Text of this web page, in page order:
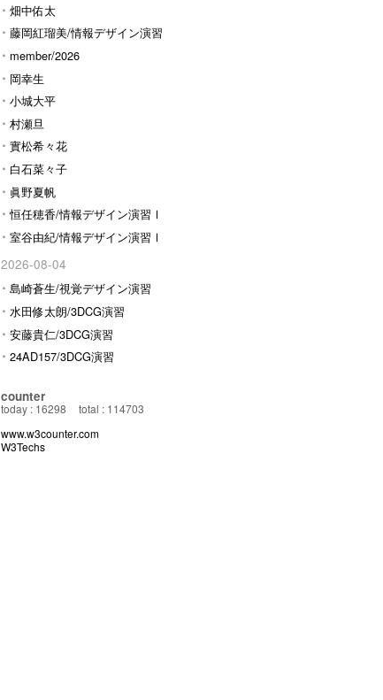
畑中佑太
藤岡紅瑠美/情報デザイン演習
Ⅰ member/2026
岡幸生
小城大平
村瀬旦
實松希々花
白石菜々子
眞野夏帆
恒任穂香/情報デザイン演習Ⅰ
室谷由紀/情報デザイン演習Ⅰ
2026-08-04
島崎蒼生/視覚デザイン演習
水田修太朗/3DCG演習
安藤貴仁/3DCG演習
24AD157/3DCG演習
counter
today : 16298
total : 114703
www.w3counter.com
W3Techs